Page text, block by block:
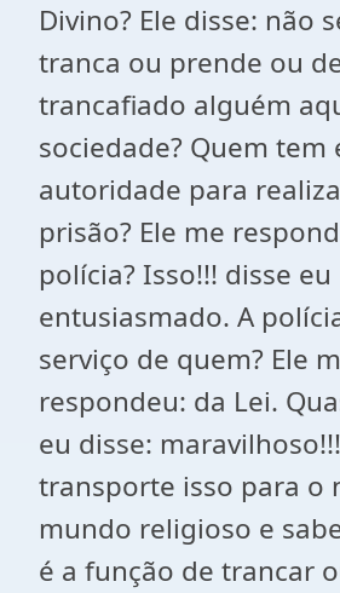
Divino? Ele disse: não
tranca ou prende ou
trancafiado alguém
sociedade? Quem tem
autoridade para
prisão? Ele me
polícia? Isso!!! disse eu
entusiasmado. A
serviço de quem? Ele
respondeu: da Lei.
eu disse:
transporte isso para o
mundo religioso e
é a função de trancar